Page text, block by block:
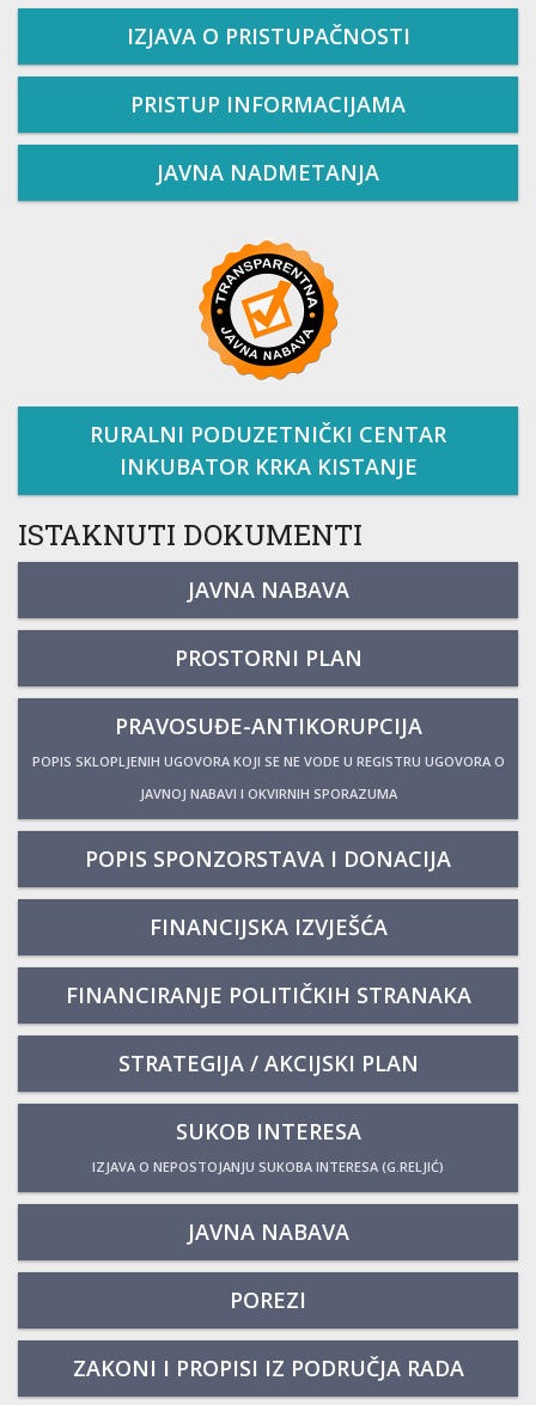
IZJAVA O PRISTUPAČNOSTI
PRISTUP INFORMACIJAMA
JAVNA NADMETANJA
RURALNI PODUZETNIČKI CENTAR
INKUBATOR KRKA KISTANJE
ISTAKNUTI DOKUMENTI
JAVNA NABAVA
PROSTORNI PLAN
PRAVOSUĐE-ANTIKORUPCIJA
POPIS SKLOPLJENIH UGOVORA KOJI SE NE VODE U REGISTRU UGOVORA O
JAVNOJ NABAVI I OKVIRNIH SPORAZUMA
POPIS SPONZORSTAVA I DONACIJA
FINANCIJSKA IZVJEŠĆA
FINANCIRANJE POLITIČKIH STRANAKA
STRATEGIJA / AKCIJSKI PLAN
SUKOB INTERESA
IZJAVA O NEPOSTOJANJU SUKOBA INTERESA (G.RELJIĆ)
JAVNA NABAVA
POREZI
ZAKONI I PROPISI IZ PODRUČJA RADA